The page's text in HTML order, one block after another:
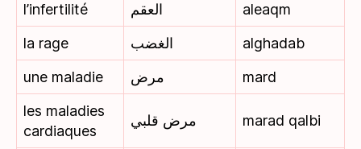
l’infertilité
العقم
aleaqm
la rage
الغضب
alghadab
une maladie
مرض
mard
les maladies
cardiaques
مرض قلبي marad qalbi